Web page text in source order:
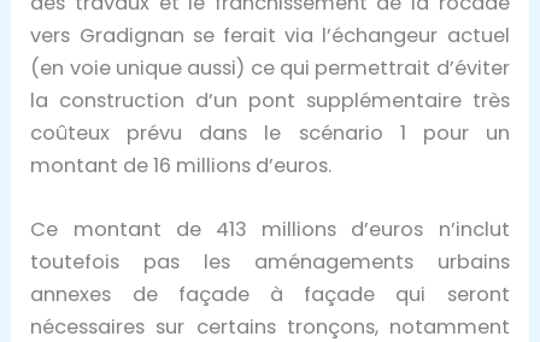
vers Gradignan se ferait via l’échangeur actuel
(en voie unique aussi) ce qui permettrait d’éviter
la construction d’un pont supplémentaire très
coûteux prévu dans le scénario 1 pour un
montant de 16 millions d’euros.
Ce montant de 413 millions d’euros n’inclut
toutefois pas les aménagements urbains
annexes de façade à façade qui seront
nécessaires sur certains tronçons, notamment